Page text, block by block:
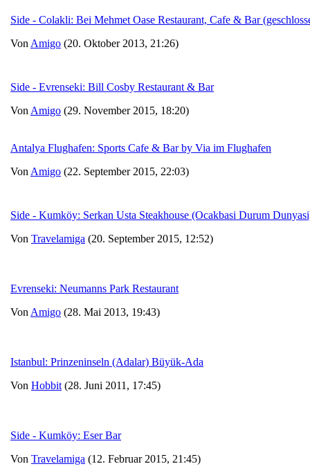
Side - Colakli: Bei Mehmet Oase Restaurant, Cafe & Bar
Von Amigo (20. Oktober 2013, 21:26)
Side - Evrenseki: Bill Cosby Restaurant & Bar
Von Amigo (29. November 2015, 18:20)
Antalya Flughafen: Sports Cafe & Bar by Via im Flughafen
Von Amigo (22. September 2015, 22:03)
Side - Kumköy: Serkan Usta Steakhouse (Ocakbasi Durum
Von Travelamiga (20. September 2015, 12:52)
Evrenseki: Neumanns Park Restaurant
Von Amigo (28. Mai 2013, 19:43)
Istanbul: Prinzeninseln (Adalar) Büyük-Ada
Von Hobbit (28. Juni 2011, 17:45)
Side - Kumköy: Eser Bar
Von Travelamiga (12. Februar 2015, 21:45)